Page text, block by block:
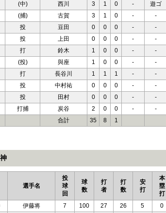
(中) 西川 3 1 0 - 遊ゴ
(捕) 古賀 3 1 0 - -
投
豆田 0 0 0 - -
投
上田 0 0 0 - -
打
鈴木 1 0 0 - -
(投) 與座 1 0 0 - -
打
長谷川 1 1 1 - -
投
中村祐 0 0 0 - -
投
田村 0 0 0 - -
打捕
炭谷 2 0 0 - -
合計
35 8 1
選手名
投
球
回
球
数
打
者
打
数
安
打
本
塁
打
伊藤将 7 100 27 26 5 0